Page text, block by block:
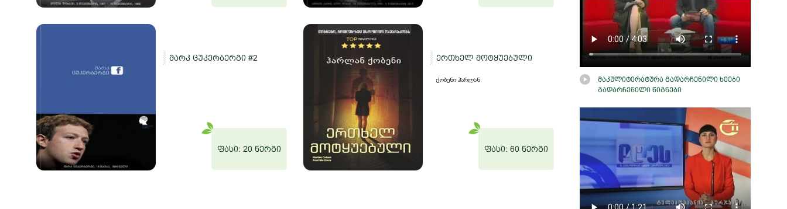
მარკ ცუკერბერგი #2
ფასი: 20 ნერგი
ერთხელ მოტყუებული
ქობენი ჰარლან
ფასი: 60 ნერგი
წინამორბედი
დილენი ჯ.პ.
ფასი: 52
მაკულიტერატურა გადარჩენილი ხეები
გადარჩენილი წიგნები